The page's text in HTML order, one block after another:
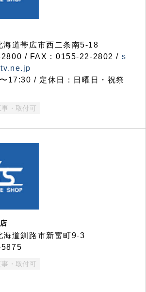
道帯広市西二条南5-18
/ FAX：0155-22-2802 / s
17:30 / 定休日：日曜日・祝祭
事・取付可
道釧路市新富町9-3
事・取付可